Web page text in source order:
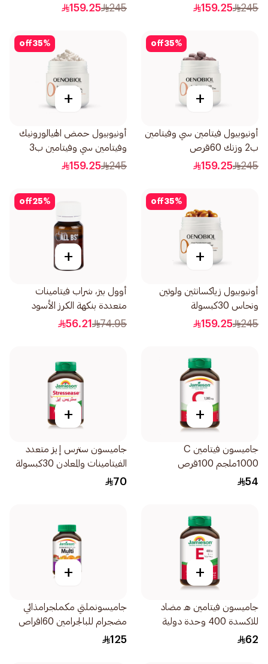
245
159.25 30كبسولة
245
159.25
35%
off
+
أونيوبيول فيتامين سي وفيتامين
ب2 وزنك 60قرص
245
159.25
35%
off
+
أونيوبيول حمض الهيالورونيك
وفيتامين سي وفيتامين ب3
وزنك 30كبسولة
245
159.25
35%
off
+
أونيوبيول زياكسانثين ولوتين
ونحاس 30كبسولة
245
159.25
25%
off
+
أوول بيز، شراب فيتامينات
متعددة بنكهة الكرز الأسود
10مل
74.95
56.21
+
جاميسون فيتامين C
1000ملجم 100قرص
54
+
جاميسون سترس إيز متعدد
الفيتامينات والمعادن 30كبسولة
70
+
جاميسون فيتامين هـ مضاد
للاكسدة 400 وحدة دولية
30اقراص
62
+
جاميسونملتي مكملجرامذائي
مضجرام للبالجرامين 60اقراص
125